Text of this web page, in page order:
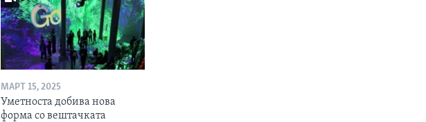
МАРТ 15, 2025
Уметноста добива нова
форма со вештачката